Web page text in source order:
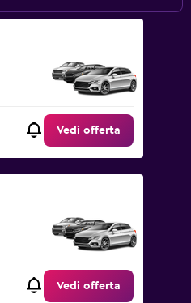
Vedi offerta
Vedi offerta